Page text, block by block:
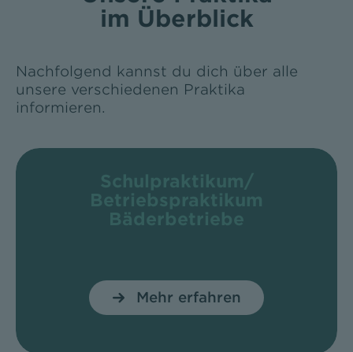
im Überblick
Nachfolgend kannst du dich über alle
unsere verschiedenen Praktika
informieren.
Schulpraktikum/
Betriebspraktikum
Bäderbetriebe
Mehr erfahren